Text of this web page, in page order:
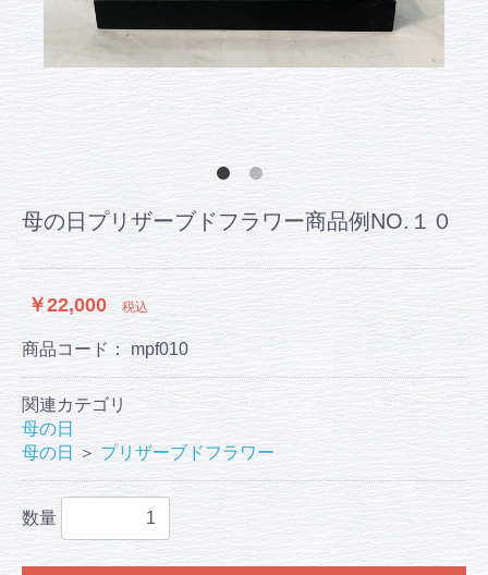
母の日プリザーブドフラワー商品例NO.１０
￥22,000 税込
商品コード： mpf010
関連カテゴリ
母の日
母の日
＞ プリザーブドフラワー
数量